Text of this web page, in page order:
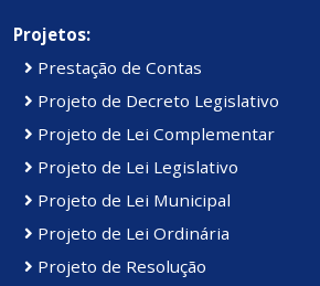
Projetos:
Prestação de Contas
Projeto de Decreto Legislativo
Projeto de Lei Complementar
Projeto de Lei Legislativo
Projeto de Lei Municipal
Projeto de Lei Ordinária
Projeto de Resolução